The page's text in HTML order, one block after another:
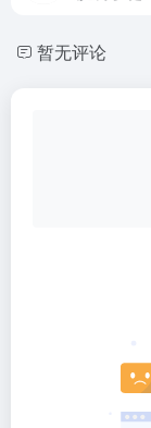
暂无评论